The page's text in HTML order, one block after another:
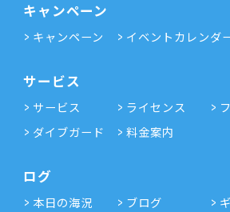
キャンペーン
キャンペーン イベントカレンダ
サービス
サービス ライセンス
ダイブガード
料金案内
ログ
本日の海況 ブログ